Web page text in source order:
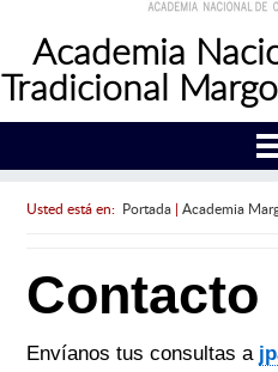
Academia
Tradicional
Usted está en: Portada| Academia
Contacto
Envíanos tus consultas a